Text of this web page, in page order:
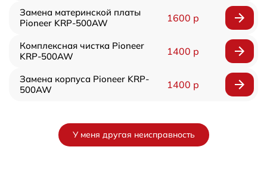
Замена материнской платы
Pioneer KRP-500AW
1600 р
Комплексная чистка Pioneer
KRP-500AW
1400 р
Замена корпуса Pioneer KRP-
500AW
1400 р
У меня другая неисправность